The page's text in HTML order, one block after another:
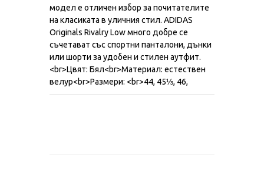
модел е отличен избор за почитателите
на класиката в уличния стил. ADIDAS
Originals Rivalry Low много добре се
съчетават със спортни панталони, дънки
или шорти за удобен и стилен аутфит.
<br>Цвят: Бял<br>Материал: естествен
велур<br>Размери: <br>44, 45⅓, 46,